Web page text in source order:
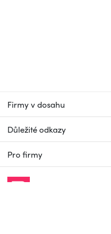
Firmy v dosahu
Důležité odkazy
Pro firmy